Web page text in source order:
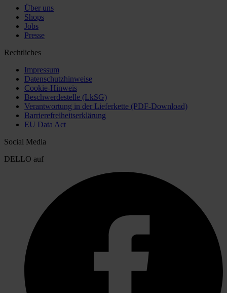
Über uns
Shops
Jobs
Presse
Rechtliches
Impressum
Datenschutzhinweise
Cookie-Hinweis
Beschwerdestelle (LkSG)
Verantwortung in der Lieferkette (PDF-Download)
Barrierefreiheitserklärung
EU Data Act
Social Media
DELLO auf